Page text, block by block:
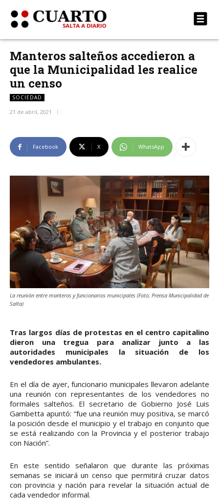
Manteros salteños accedieron a
que la Municipalidad les realice
un censo
SOCIEDAD
21 de abril, 2021
Facebook X WhatsApp
La reunión entre manteros y funcionarios municipales (Foto; Prensa Municipalidad de
Salta)
Tras largos días de protestas en el centro capitalino
dieron una tregua para analizar junto a las
autoridades municipales la situación de los
vendedores ambulantes.
En el día de ayer, funcionario municipales llevaron adelante
una reunión con representantes de los vendedores no
formales salteños. El secretario de Gobierno José Luis
Gambetta apuntó: “fue una reunión muy positiva, se marcó
la posición desde el municipio y el trabajo en conjunto que
se está realizando con la Provincia y el posterior trabajo
con Nación”.
En este sentido señalaron que durante las próximas
semanas se iniciará un censo que permitirá cruzar datos
con provincia y nación para revelar la situación actual de
cada vendedor informal.